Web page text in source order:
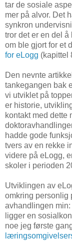
tar de sosiale
mer på alvor. Det
synkron
tror det er en del
om ble gjort for et
for eLogg (kapittel
Den nevnte
tankegangen bak
vi utviklet på
er historie,
kontakt med dette
hadde gode
tvers av en rekke
videre på eLogg,
skoler i perioden
Utviklingen av
omkring personlig
avhandlingen min:
ligger en
noe jeg første